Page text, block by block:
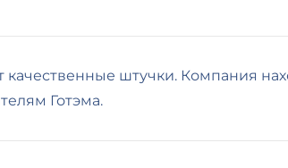
штучки. Компания
Готэма.